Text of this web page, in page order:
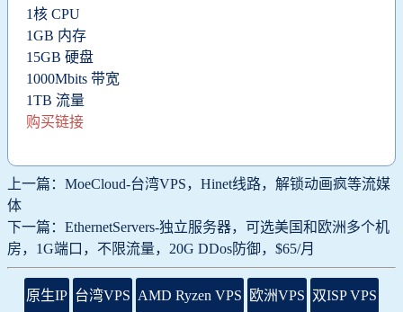
1核 CPU
1GB 内存
15GB 硬盘
1000Mbits 带宽
1TB 流量
购买链接
上一篇：MoeCloud-台湾VPS，Hinet线路，解锁动画疯等流媒
体
下一篇：EthernetServers-独立服务器，可选美国和欧洲多个机
房，1G端口，不限流量，20G DDos防御，$65/月
原生IP 台湾VPS AMD Ryzen VPS 欧洲VPS 双ISP VPS